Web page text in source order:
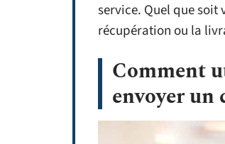
service. Quel que soit
récupération ou la
Comment
envoyer un